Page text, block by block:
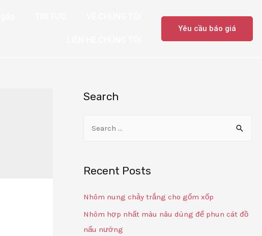
Yêu cầu báo giá
Search
Recent Posts
Nhôm nung chảy trắng cho gốm xốp
Nhôm hợp nhất màu nâu dùng để phun cát đồ
nấu nướng